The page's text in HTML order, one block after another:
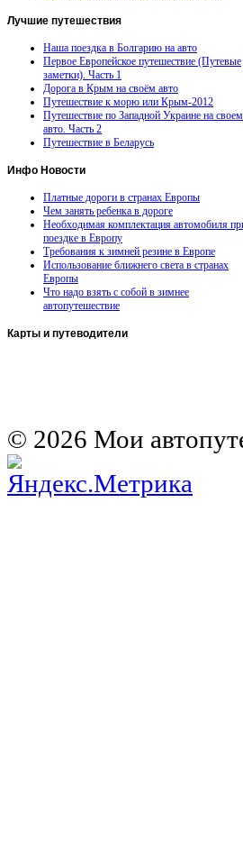
Лучшие путешествия
Наша поездка в Болгарию на авто
Первое Европейское путешествие (Путевые
заметки). Часть 1
Дорога в Крым на своём авто
Путешествие к морю или Крым-2012
Путешествие по Западной Украине на своем
авто. Часть 2
Путешествие в Беларусь
Инфо Новости
Платные дороги в странах Европы
Чем занять ребенка в дороге
Необходимая комплектация автомобиля
поездке в Европу
Требования к зимней резине в Европе
Использование ближнего света в странах
Европы
Что надо взять с собой в зимнее
автопутешествие
Карты и путеводители
© 2026 Мои